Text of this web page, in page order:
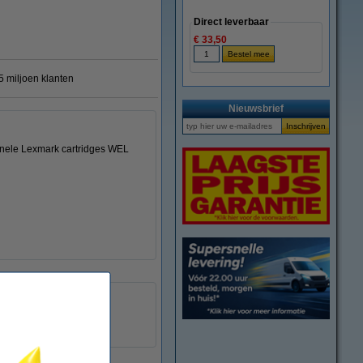
miljoen klanten
Lexmark cartridges WEL
Direct leverbaar
€ 33,50
Nieuwsbrief